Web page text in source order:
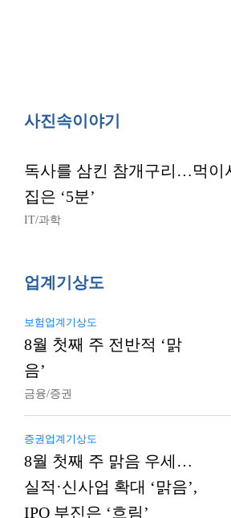
사진속이야기
독사를 삼킨 참개구리…먹이
집은 ‘5분’
IT/과학
업계기상도
보험업계기상도
8월 첫째 주 전반적 ‘맑
음’
금융/증권
증권업계기상도
8월 첫째 주 맑음 우세…
실적·신사업 확대 ‘맑음’,
IPO 부진은 ‘흐림’